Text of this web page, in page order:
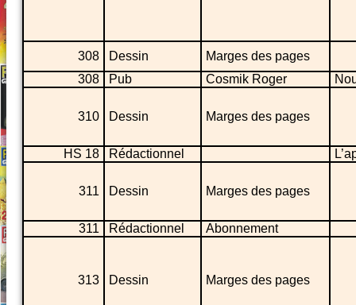
308 Dessin
Marges des pages
308
Pub Cosmik Roger
310 Dessin Marges des pages
HS 18 Rédactionnel
311 Dessin Marges des pages
311 Rédactionnel Abonnement
313 Dessin Marges des pages